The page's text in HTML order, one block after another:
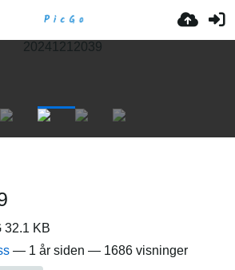
KB
— 1 år siden — 1686 visninger